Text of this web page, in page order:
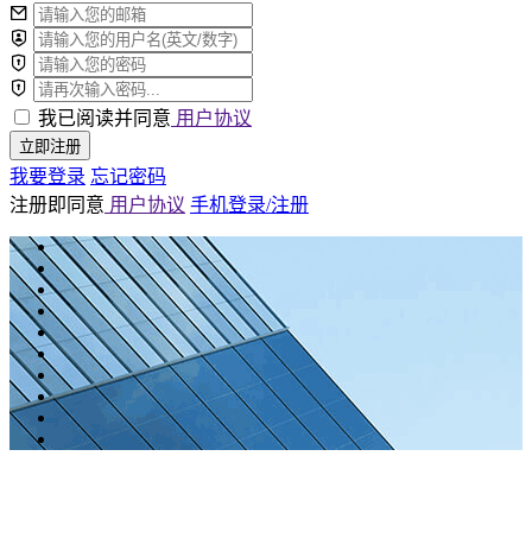
我已阅读并同意 用户协议
立即注册
我要登录 忘记密码
注册即同意 用户协议 手机登录/注册